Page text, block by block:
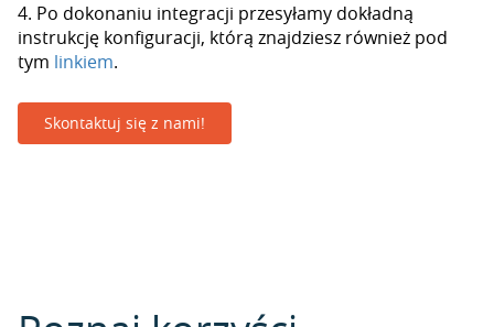
4. Po dokonaniu integracji przesyłamy dokładną
instrukcję konfiguracji, którą znajdziesz również pod
tym linkiem.
Skontaktuj się z nami!